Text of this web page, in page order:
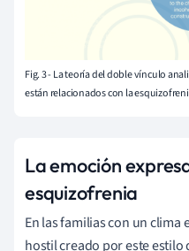
Fig. 3 - La teoría del doble vínculo
están relacionados con la
La emoción
esquizofrenia
En las familias con un
hostil creado por este estilo